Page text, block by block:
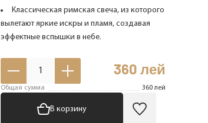
Классическая римская свеча, из которого
вылетают яркие искры и пламя, создавая
эффектные вспышки в небе.
1 360 лей
Общая сумма 360лей
В корзину